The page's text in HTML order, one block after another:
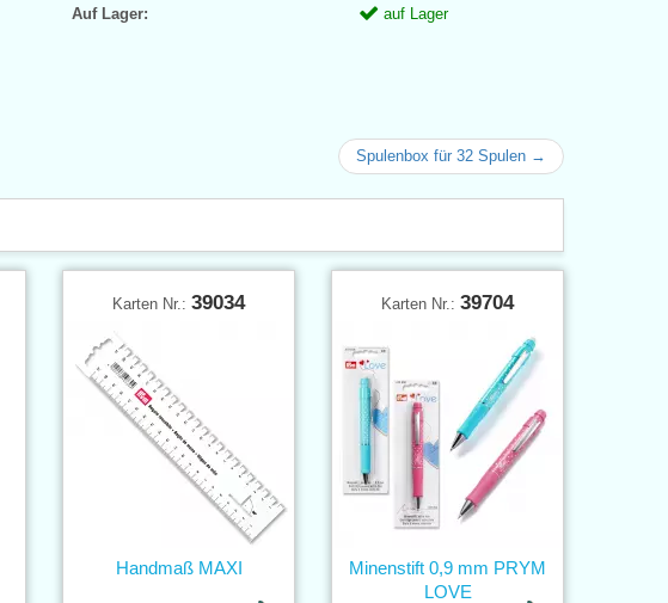
Auf Lager: auf Lager
Spulenbox für 32 Spulen →
Karten Nr.: 39034
Handmaß MAXI
Karten Nr.: 39704
Minenstift 0,9 mm PRYM
LOVE